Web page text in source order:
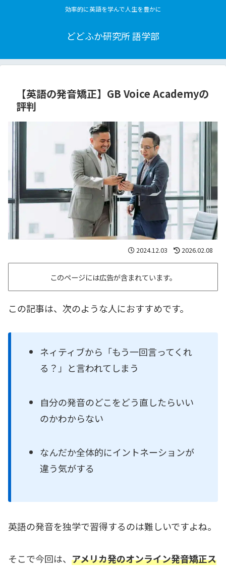
効率的に英語を学んで人生を豊かに
どどふか研究所 語学部
【英語の発音矯正】GB Voice Academyの
評判
2024.12.03 2026.02.08
このページには広告が含まれています。
この記事は、次のような人におすすめです。
ネィティブから「もう一回言ってくれ
る？」と言われてしまう
自分の発音のどこをどう直したらいい
のかわからない
なんだか全体的にイントネーションが
違う気がする
英語の発音を独学で習得するのは難しいですよね。
そこで今回は、 アメリカ発のオンライン発音矯正ス